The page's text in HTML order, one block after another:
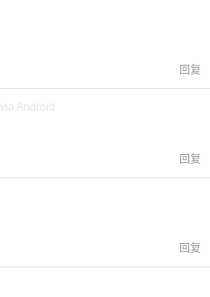
回复
via Android
回复
回复